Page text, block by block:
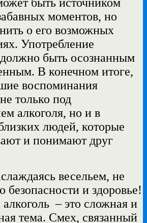
моментов, но
о его возможных
Употребление
быть осознанным
В конечном итоге,
воспоминания
только под
алкоголя, но и в
людей, которые
и понимают друг
весельем, не
безопасности и здоровье!
– это сложная и
тема. Смех, связанный